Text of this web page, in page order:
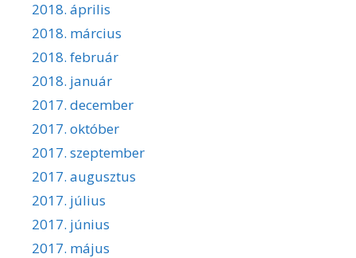
2018. április
2018. március
2018. február
2018. január
2017. december
2017. október
2017. szeptember
2017. augusztus
2017. július
2017. június
2017. május